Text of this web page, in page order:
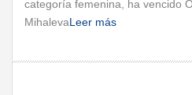
categoría femenina, ha vencido
MihalevaLeer más